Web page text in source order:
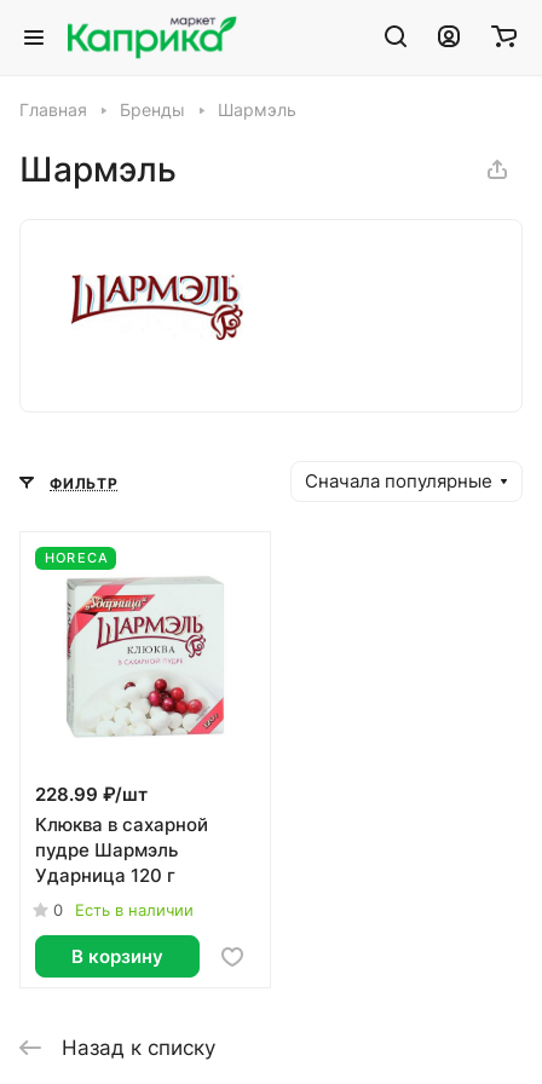
Главная Бренды Шармэль
Шармэль
ФИЛЬТР Сначала популярные
HORECA
228.99 ₽/шт
Клюква в сахарной
пудре Шармэль
Ударница 120 г
0 Есть в наличии
В корзину
Назад к списку